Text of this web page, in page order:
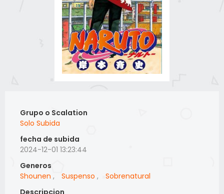
Grupo o Scalation
Solo Subida
fecha de subida
2024-12-01 13:23:44
Generos
Shounen , Suspenso ,
Sobrenatural